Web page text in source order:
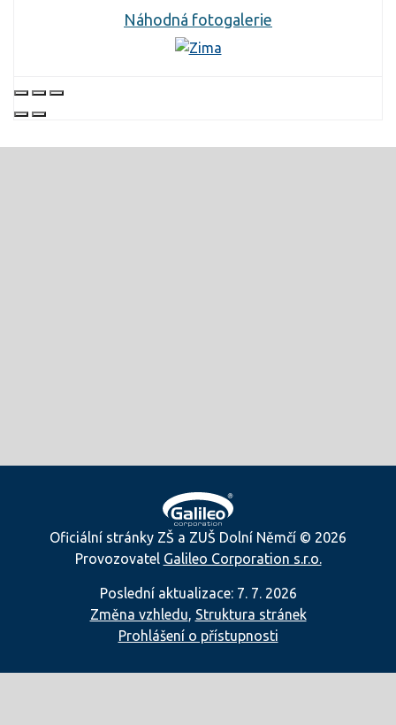
Náhodná fotogalerie
Oficiální stránky ZŠ a ZUŠ Dolní Němčí © 2026
Provozovatel Galileo Corporation s.r.o.
Poslední aktualizace: 7. 7. 2026
Změna vzhledu Struktura stránek
Prohlášení o přístupnosti